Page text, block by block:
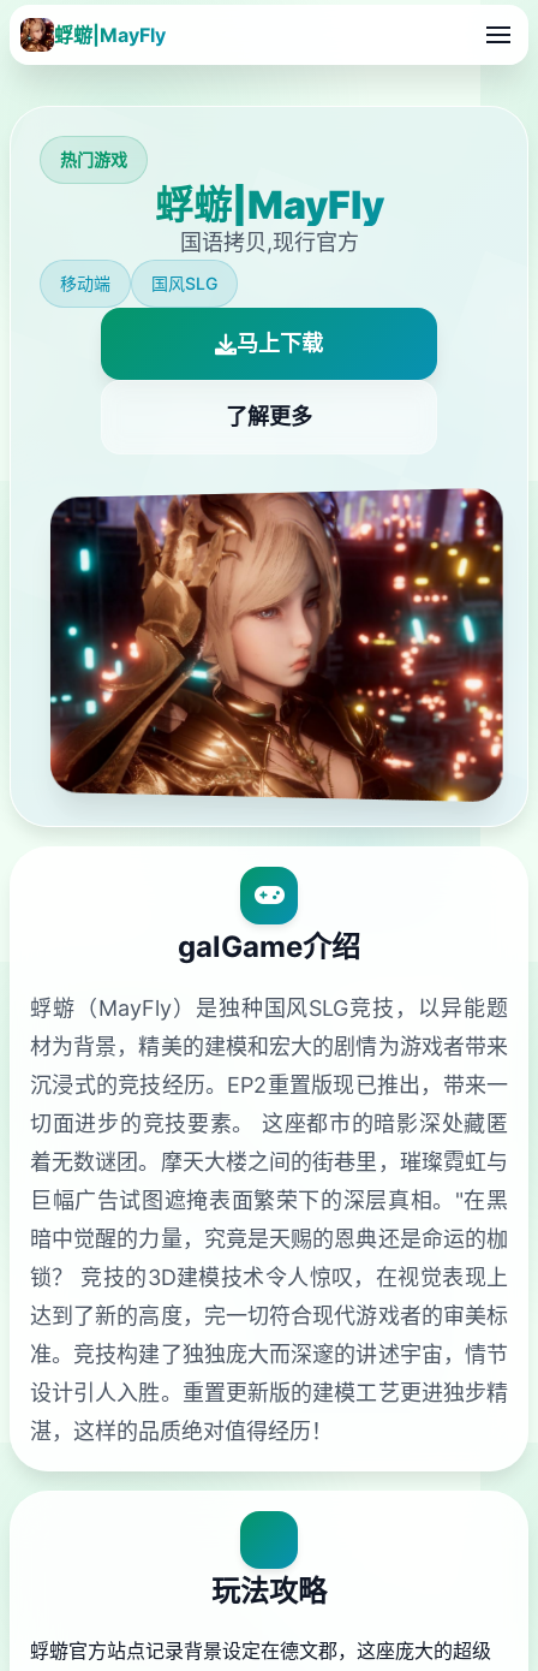
蜉蝣|MayFly
热门游戏
蜉蝣|MayFly
国语拷贝,现行官方
移动端 国风SLG
马上下载
了解更多
galGame介绍
蜉蝣（MayFly）是独种国风SLG竞技，以异能题
材为背景，精美的建模和宏大的剧情为游戏者带来
沉浸式的竞技经历。EP2重置版现已推出，带来一
切面进步的竞技要素。 这座都市的暗影深处藏匿
着无数谜团。摩天大楼之间的街巷里，璀璨霓虹与
巨幅广告试图遮掩表面繁荣下的深层真相。"在黑
暗中觉醒的力量，究竟是天赐的恩典还是命运的枷
锁？ 竞技的3D建模技术令人惊叹，在视觉表现上
达到了新的高度，完一切符合现代游戏者的审美标
准。竞技构建了独独庞大而深邃的讲述宇宙，情节
设计引人入胜。重置更新版的建模工艺更进独步精
湛，这样的品质绝对值得经历！
玩法攻略
蜉蝣官方站点记录背景设定在德文郡，这座庞大的超级